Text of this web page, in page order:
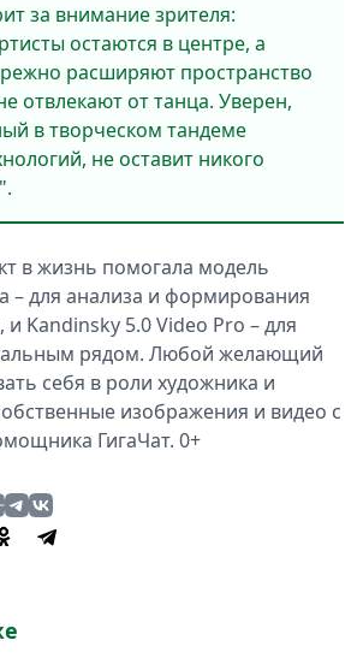
за внимание зрителя:
остаются в центре, а
расширяют пространство
отвлекают от танца. Уверен,
в творческом тандеме
не оставит никого
в жизнь помогала модель
– для анализа и формирования
Kandinsky 5.0 Video Pro – для
рядом. Любой желающий
себя в роли художника и
изображения и видео с
ГигаЧат. 0+